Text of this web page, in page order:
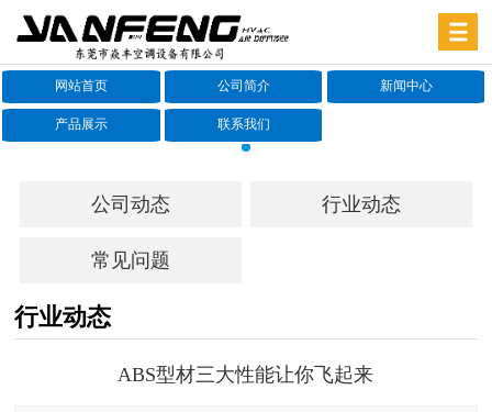
网站首页 公司简介 新闻中心
产品展示 联系我们
公司动态 行业动态
常见问题
行业动态
ABS型材三大性能让你飞起来